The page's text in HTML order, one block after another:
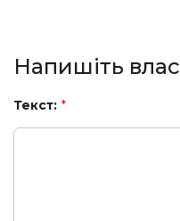
Напишіть
Текст: *